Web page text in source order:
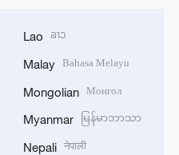
Lao ລາວ
Malay Bahasa Melayu
Mongolian Монгол
Myanmar မြန်မာဘာသာ
Nepali नेपाली